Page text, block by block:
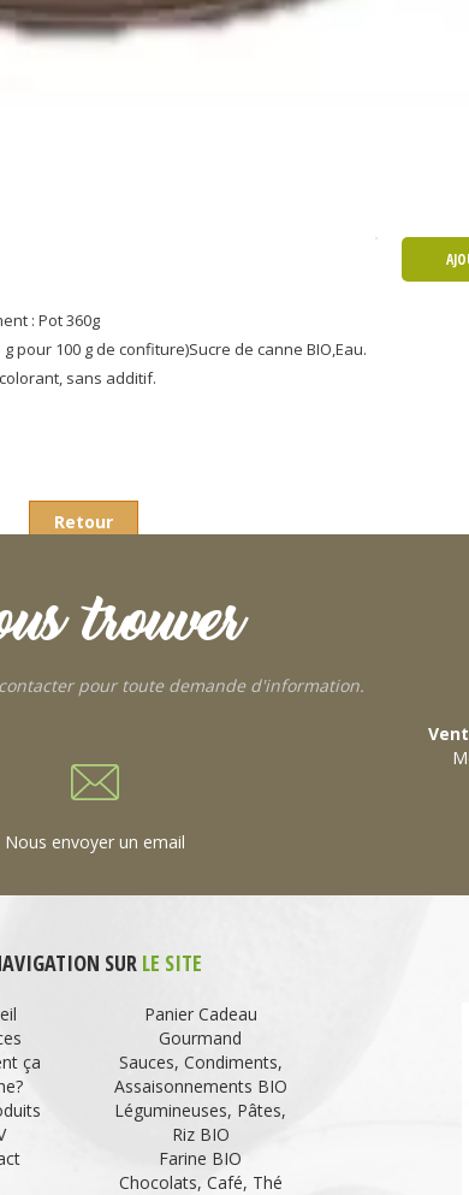
: Pot 360g
pour 100 g de confiture)Sucre de canne BIO,Eau.
sans additif.
Retour
trouver
pour toute demande d'information.
Nous envoyer un email
SUR LE SITE
ça
Panier Cadeau
Gourmand
Sauces, Condiments,
Assaisonnements BIO
Légumineuses, Pâtes,
Riz BIO
Farine BIO
Chocolats, Café, Thé